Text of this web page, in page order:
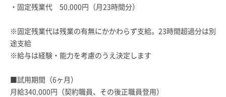
・固定残業代 50,000円（月23時間分）
※固定残業代は残業の有無にかかわらず支給。23時間超過分は別
途支給
※給与は経験・能力を考慮のうえ決定します
■試用期間（6ヶ月）
月給340,000円（契約職員、その後正職員登用）